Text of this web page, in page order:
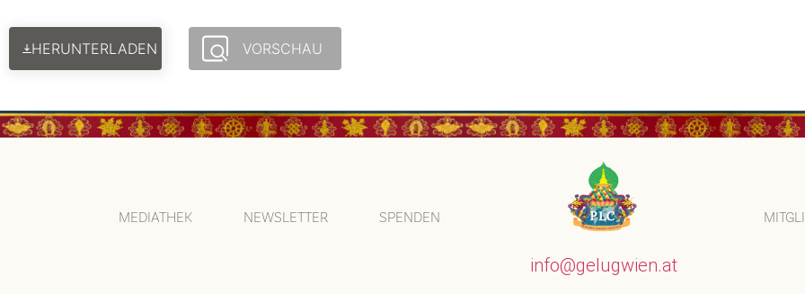
HERUNTERLADEN VORSCHAU
MEDIATHEK NEWSLETTER SPENDEN
info@gelugwien.at